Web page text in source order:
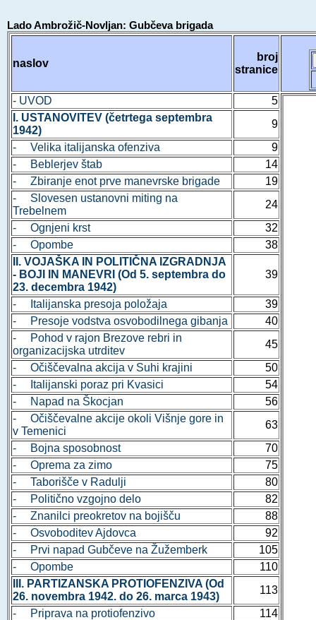
Lado Ambrožič-Novljan: Gubčeva brigada
naslov
broj
stranice
- UVOD
5
I. USTANOVITEV (četrtega septembra
1942)
9
- Velika italijanska ofenziva
9
- Beblerjev štab
14
- Zbiranje enot prve manevrske brigade
19
- Slovesen ustanovni miting na
Trebelnem
24
- Ognjeni krst
32
- Opombe
38
II. VOJAŠKA IN POLITIČNA IZGRADNJA
- BOJI IN MANEVRI (Od 5. septembra do
23. decembra 1942)
39
- Italijanska presoja položaja
39
- Presoje vodstva osvobodilnega gibanja
40
- Pohod v rajon Brezove rebri in
organizacijska utrditev
45
- Očiščevalna akcija v Suhi krajini
50
- Italijanski poraz pri Kvasici
54
- Napad na Škocjan
56
- Očiščevalne akcije okoli Višnje gore in
v Temenici
63
- Bojna sposobnost
70
- Oprema za zimo
75
- Taborišče v Radulji
80
- Politično vzgojno delo
82
- Znanilci preokretov na bojišču
88
- Osvoboditev Ajdovca
92
- Prvi napad Gubčeve na Žužemberk
105
- Opombe
110
III. PARTIZANSKA PROTIOFENZIVA (Od
26. novembra 1942. do 26. marca 1943)
113
- Priprava na protiofenzivo
114